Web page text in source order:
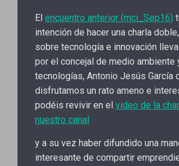
El encuentro anterior (mci_Sep16)
intención de hacer una charla
sobre tecnología e innovación
por el concejal de medio ambiente
tecnologías, Antonio Jesús García
disfrutamos un rato ameno e
podéis revivir en el video de la
nuestro canal
y a su vez haber difundido una
interesante de compartir